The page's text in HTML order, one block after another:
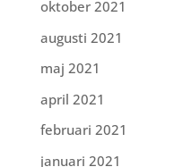
oktober 2021
augusti 2021
maj 2021
april 2021
februari 2021
januari 2021